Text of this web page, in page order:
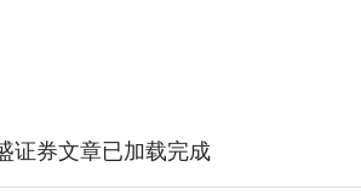
证券文章已加载完成